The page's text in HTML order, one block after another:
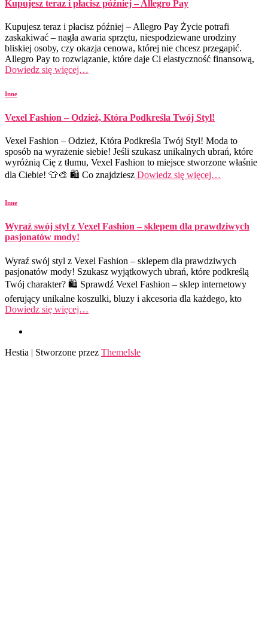
Kupujesz teraz i płacisz później – Allegro Pay
Kupujesz teraz i płacisz później – Allegro Pay Życie potrafi
zaskakiwać – nagła awaria sprzętu, niespodziewane urodziny
bliskiej osoby, czy okazja cenowa, której nie chcesz przegapić.
Allegro Pay to rozwiązanie, które daje Ci elastyczność finansową,
Dowiedz się więcej…
Inne
Vexel Fashion – Odzież, Która Podkreśla Twój Styl!
Vexel Fashion – Odzież, Która Podkreśla Twój Styl! Moda to
sposób na wyrażenie siebie! Jeśli szukasz unikalnych ubrań, które
wyróżnią Cię z tłumu, Vexel Fashion to miejsce stworzone właśnie
dla Ciebie! 👕🎨 🛍️ Co znajdziesz Dowiedz się więcej…
Inne
Wyraź swój styl z Vexel Fashion – sklepem dla prawdziwych
pasjonatów mody!
Wyraź swój styl z Vexel Fashion – sklepem dla prawdziwych
pasjonatów mody! Szukasz wyjątkowych ubrań, które podkreślą
Twój charakter? 🛍️ Sprawdź Vexel Fashion – sklep internetowy
oferujący unikalne koszulki, bluzy i akcesoria dla każdego, kto
Dowiedz się więcej…
Hestia | Stworzone przez ThemeIsle